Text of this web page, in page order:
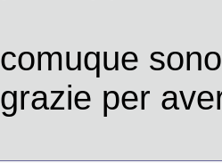
comuque
grazie per